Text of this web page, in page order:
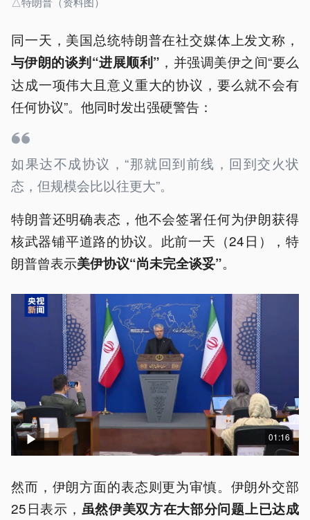
同一天，美国总统特朗普在社交媒体上发文称，
与伊朗的谈判“进展顺利” ，并强调美伊之间“要么
达成一项伟大且意义重大的协议，要么就不会有
任何协议”。他同时发出强硬警告：
如果达不成协议，“那就回到前线，回到交火状
态，但规模会比以往更大”。
特朗普还明确表态，他不会签署任何为伊朗获得
核武器铺平道路的协议。此前一天（24日），特
朗普曾表示美伊协议“尚未完全谈妥”。
01:16
然而，伊朗方面的表态则更为审慎。伊朗外交部
25日表示， 虽然伊美双方在大部分问题上已达成